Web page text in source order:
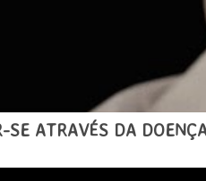
SE ATRAVÉS DA